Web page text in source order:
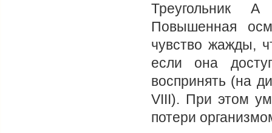
Треугольник
Повышенная
чувство жажды,
если она
воспринять (на
VIII). При этом
потери